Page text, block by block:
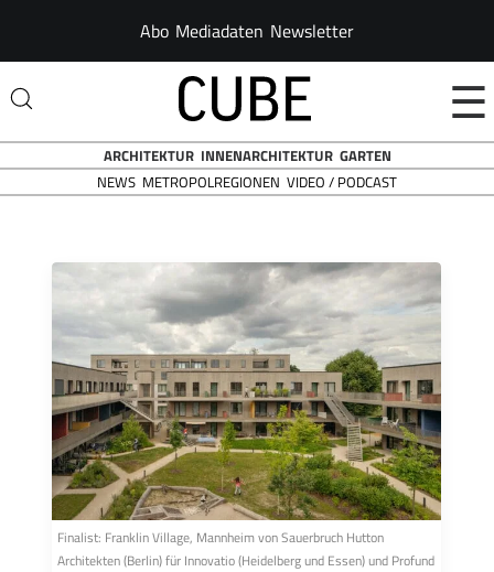
Abo Mediadaten Newsletter
☰
ARCHITEKTUR INNENARCHITEKTUR GARTEN
NEWS METROPOLREGIONEN VIDEO / PODCAST
Finalist: Franklin Village, Mannheim von Sauerbruch Hutton
Architekten (Berlin) für Innovatio (Heidelberg und Essen) und Profund